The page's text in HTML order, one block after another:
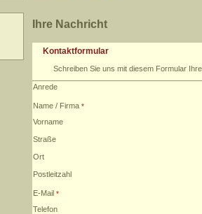
Ihre Nachricht
Kontaktformular
Schreiben Sie uns mit diesem Formular
Anrede
Name / Firma
Vorname
Straße
Ort
Postleitzahl
E-Mail
Telefon